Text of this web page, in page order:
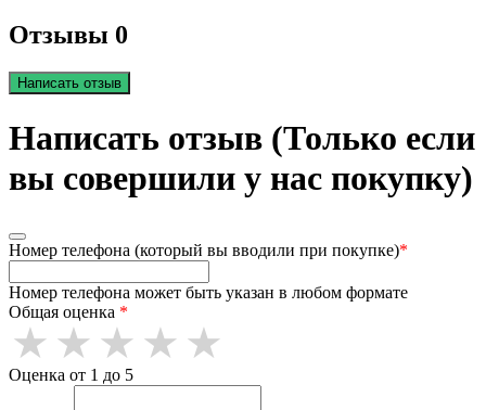
Отзывы 0
Написать отзыв
Написать отзыв (Только если
вы совершили у нас покупку)
Номер телефона (который вы вводили при покупке)*
Номер телефона может быть указан в любом формате
Общая оценка *
Оценка от 1 до 5